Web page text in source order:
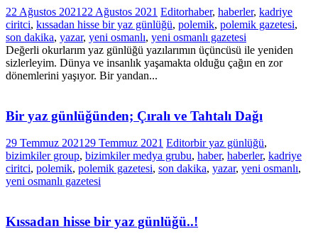
22 Ağustos 2021 22 Ağustos 2021 Editorhaber, haberler, kadriye
ciritci, kıssadan hisse bir yaz günlüğü, polemik, polemik gazetesi,
son dakika, yazar, yeni osmanlı, yeni osmanlı gazetesi
Değerli okurlarım yaz günlüğü yazılarımın üçüncüsü ile yeniden
sizlerleyim. Dünya ve insanlık yaşamakta olduğu çağın en zor
dönemlerini yaşıyor. Bir yandan...
Bir yaz günlüğünden; Çıralı ve Tahtalı Dağı
29 Temmuz 2021 29 Temmuz 2021 Editorbir yaz günlüğü,
bizimkiler group, bizimkiler medya grubu, haber, haberler, kadriye
ciritci, polemik, polemik gazetesi, son dakika, yazar, yeni osmanlı,
yeni osmanlı gazetesi
Kıssadan hisse bir yaz günlüğü..!